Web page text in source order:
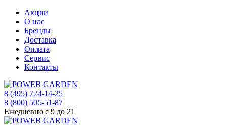
Акции
О нас
Бренды
Доставка
Оплата
Сервис
Контакты
8 (495) 724-14-25
8 (800) 505-51-87
Ежедневно с 9 до 21